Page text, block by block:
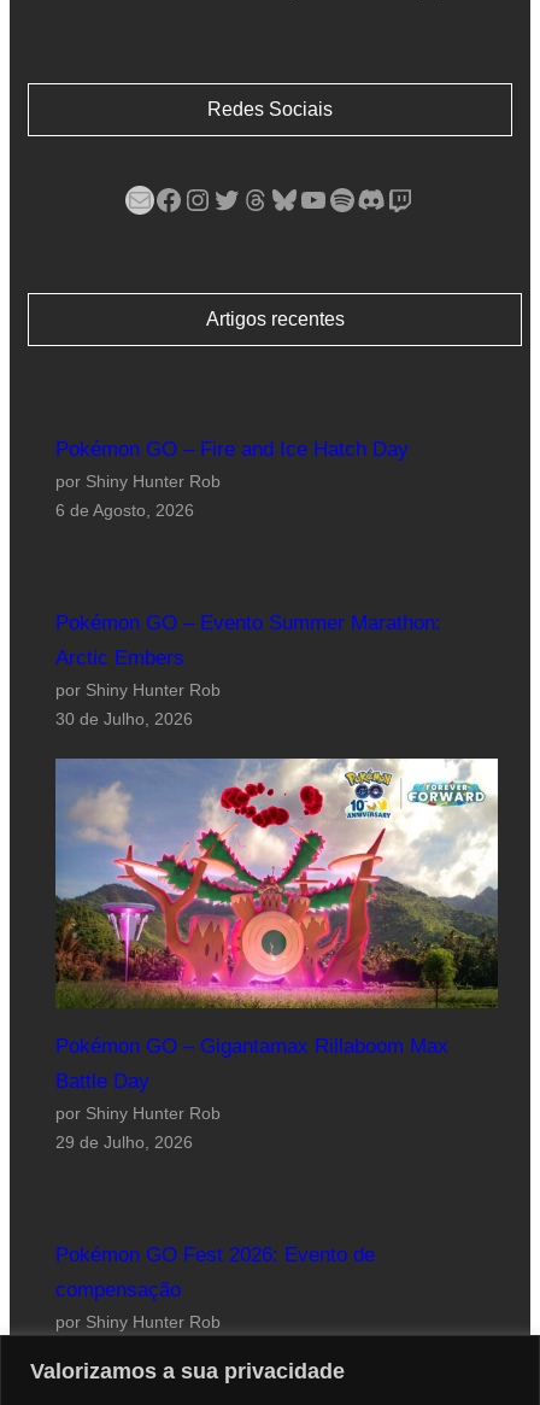
Valorizamos a sua privacidade
Redes Sociais
Mail Facebook Instagram Twitter Threads Bluesky YouTube Spotify Discord Twitch
Artigos recentes
Pokémon GO – Fire and Ice Hatch Day
por Shiny Hunter Rob
6 de Agosto, 2026
Pokémon GO – Evento Summer Marathon:
Arctic Embers
por Shiny Hunter Rob
30 de Julho, 2026
Pokémon GO – Gigantamax Rillaboom Max
Battle Day
por Shiny Hunter Rob
29 de Julho, 2026
Pokémon GO Fest 2026: Evento de
compensação
por Shiny Hunter Rob